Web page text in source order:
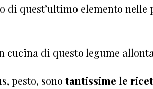
di quest’ultimo elemento
di questo legume
pesto, sonotantissime le